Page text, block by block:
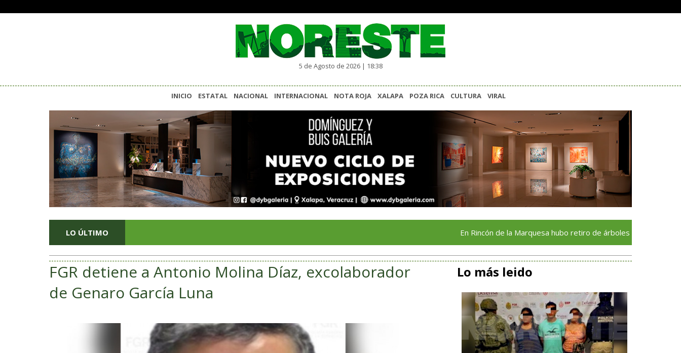
5 de Agosto de 2026 | 18:38
INICIO ESTATAL NACIONAL INTERNACIONAL NOTA ROJA XALAPA POZA RICA CULTURA VIRAL
LO ÚLTIMO En Rincón de la Marquesa hubo retiro de árboles por representar
FGR detiene a Antonio Molina Díaz, excolaborador
de Genaro García Luna
Lo más leido